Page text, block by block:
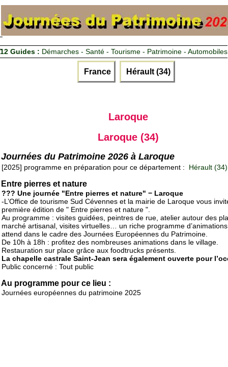
12 Guides : Démarches - Santé - Tourisme - Patrimoine - Automobiles
France Hérault (34)
Laroque
Laroque (34)
Journées du Patrimoine 2026 à Laroque
[2025] programme en préparation pour ce département : Hérault (34)
Entre pierres et nature
??? Une journée "Entre pierres et nature" − Laroque
-L’Office de tourisme Sud Cévennes et la mairie de Laroque vous
première édition de " Entre pierres et nature ".
Au programme : visites guidées, peintres de rue, atelier autour des
marché artisanal, visites virtuelles… un riche programme
attend dans le cadre des Journées Européennes du Patrimoine.
De 10h à 18h : profitez des nombreuses animations dans le village.
Restauration sur place grâce aux foodtrucks présents.
La chapelle castrale Saint-Jean sera également ouverte pour
Public concerné : Tout public
Au programme pour ce lieu :
Journées européennes du patrimoine 2025